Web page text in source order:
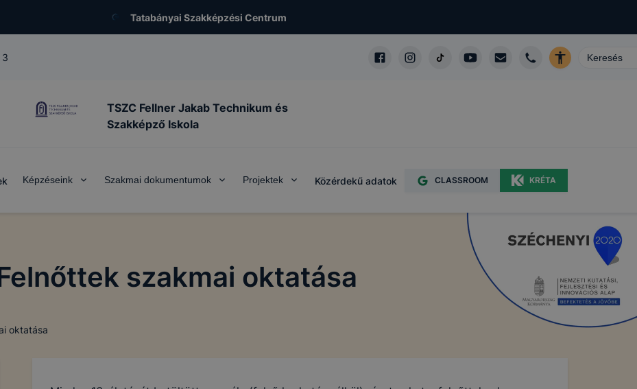
Tatabányai Szakképzési Centrum
3
TSZC Fellner Jakab Technikum és
Szakképző Iskola
Képzéseink Szakmai dokumentumok Projektek Közérdekű adatok CLASSROOM KRÉTA
szakmai oktatása
oktatása